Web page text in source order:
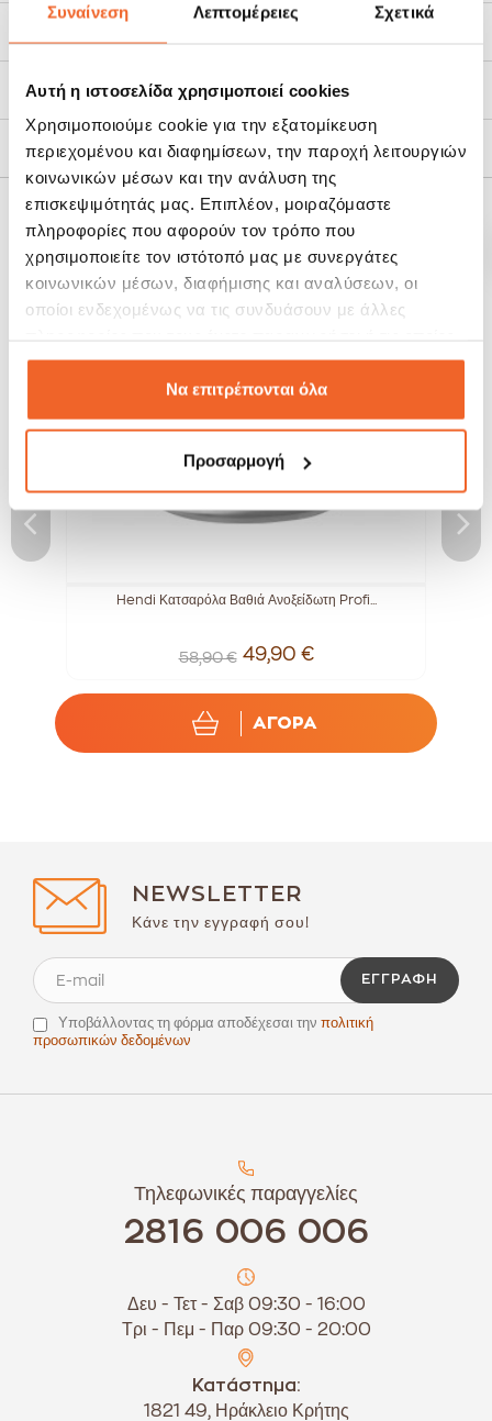
Συναίνεση Λεπτομέρειες Σχετικά
Αυτή η ιστοσελίδα χρησιμοποιεί cookies
Χρησιμοποιούμε cookie για την εξατομίκευση
περιεχομένου και διαφημίσεων, την παροχή λειτουργιών
κοινωνικών μέσων και την ανάλυση της
επισκεψιμότητάς μας. Επιπλέον, μοιραζόμαστε
πληροφορίες που αφορούν τον τρόπο που
χρησιμοποιείτε τον ιστότοπό μας με συνεργάτες
κοινωνικών μέσων, διαφήμισης και αναλύσεων, οι
οποίοι ενδεχομένως να τις συνδυάσουν με άλλες
έχουν συλλέξει σε σχέση με την από μέρους σας χρήση
των υπηρεσιών τους.Να επιτρέπονται όλα
Προσαρμογή
Τριπλή θερμοσυσσωρευτική βάση.
10 χρόνια εγγύηση.
Τρόποι Αποστολής
Πολιτική Επιστροφών
ΣΧΕΤΙΚΆ ΠΡΟΪΌΝΤΑ
-15%
Hendi Κατσαρόλα Βαθιά Ανοξείδωτη Profi...
58,90 € 49,90 €
ΑΓΟΡΑ
NEWSLETTER
Κάνε την εγγραφή σου!
ΕΓΓΡΑΦΉ
Υποβάλλοντας τη φόρμα αποδέχεσαι την πολιτική
προσωπικών δεδομένων
Τηλεφωνικές παραγγελίες
2816 006 006
Δευ - Τετ - Σαβ 09:30 - 16:00
Τρι - Πεμ - Παρ 09:30 - 20:00
Κατάστημα:
1821 49, Ηράκλειο Κρήτης